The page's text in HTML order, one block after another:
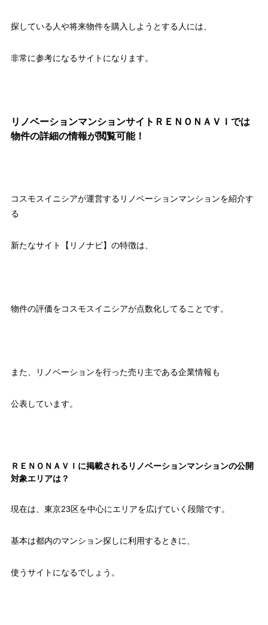
探している人や将来物件を購入しようとする人には、
非常に参考になるサイトになります。
リノベーションマンションサイトＲＥＮＯＮＡＶＩでは
物件の詳細の情報が閲覧可能！
コスモスイニシアが運営するリノベーションマンションを紹介す
る
新たなサイト【リノナビ】の特徴は、
物件の評価をコスモスイニシアが点数化してることです。
また、リノベーションを行った売り主である企業情報も
公表しています。
ＲＥＮＯＮＡＶＩに掲載されるリノベーションマンションの公開
対象エリアは？
現在は、東京23区を中心にエリアを広げていく段階です。
基本は都内のマンション探しに利用するときに、
使うサイトになるでしょう。